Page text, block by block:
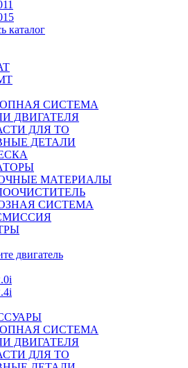
каталог
СИСТЕМА
ДВИГАТЕЛЯ
ДЛЯ ТО
ДЕТАЛИ
МАТЕРИАЛЫ
СИСТЕМА
двигатель
СИСТЕМА
ДВИГАТЕЛЯ
ДЛЯ ТО